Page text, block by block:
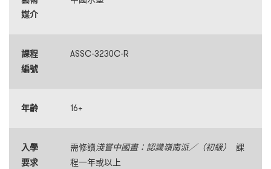
媒介
課程
編號
ASSC-3230C-R
年齡 16+
入學
要求
需修讀淺嘗中國畫：認識嶺南派／（初級） 課
程一年或以上